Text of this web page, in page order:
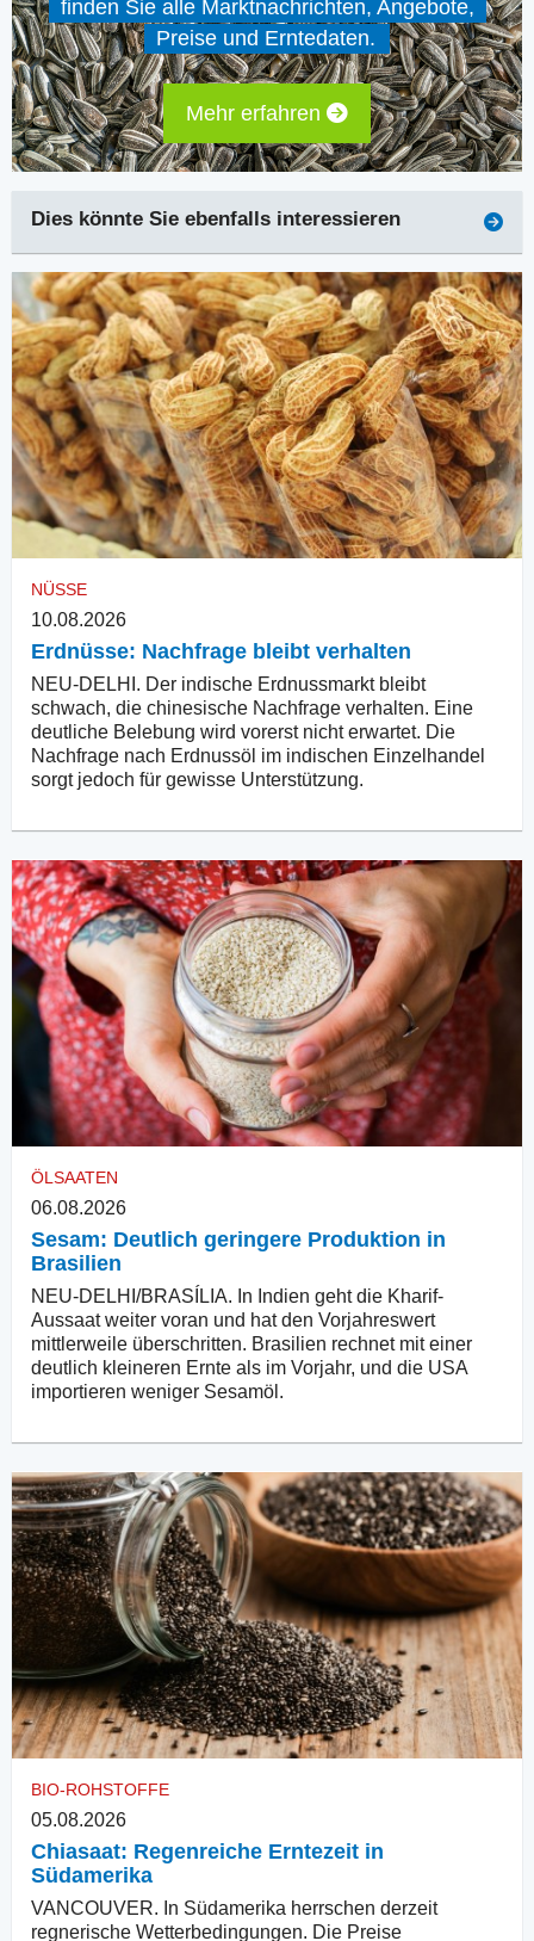
finden Sie alle Marktnachrichten, Angebote,
Preise und Erntedaten.
Mehr erfahren
Dies könnte Sie ebenfalls interessieren
NÜSSE
10.08.2026
Erdnüsse: Nachfrage bleibt verhalten
NEU-DELHI. Der indische Erdnussmarkt bleibt
schwach, die chinesische Nachfrage verhalten. Eine
deutliche Belebung wird vorerst nicht erwartet. Die
Nachfrage nach Erdnussöl im indischen Einzelhandel
sorgt jedoch für gewisse Unterstützung.
ÖLSAATEN
06.08.2026
Sesam: Deutlich geringere Produktion in
Brasilien
NEU-DELHI/BRASÍLIA. In Indien geht die Kharif-
Aussaat weiter voran und hat den Vorjahreswert
mittlerweile überschritten. Brasilien rechnet mit einer
deutlich kleineren Ernte als im Vorjahr, und die USA
importieren weniger Sesamöl.
BIO-ROHSTOFFE
05.08.2026
Chiasaat: Regenreiche Erntezeit in
Südamerika
VANCOUVER. In Südamerika herrschen derzeit
regnerische Wetterbedingungen. Die Preise